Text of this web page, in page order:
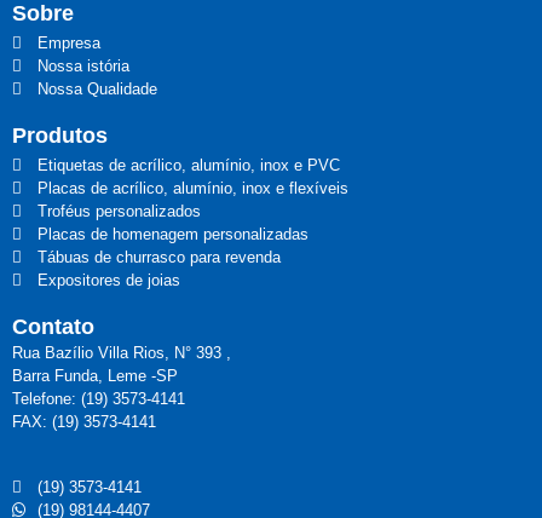
Sobre
Empresa
Nossa istória
Nossa Qualidade
Produtos
Etiquetas de acrílico, alumínio, inox e PVC
Placas de acrílico, alumínio, inox e flexíveis
Troféus personalizados
Placas de homenagem personalizadas
Tábuas de churrasco para revenda
Expositores de joias
Contato
Rua Bazílio Villa Rios, N° 393 ,
Barra Funda, Leme -SP
Telefone: (19) 3573-4141
FAX: (19) 3573-4141
(19) 3573-4141
(19) 98144-4407